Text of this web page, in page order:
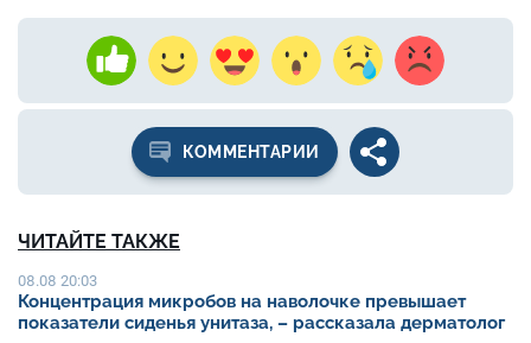
КОММЕНТАРИИ
ЧИТАЙТЕ ТАКЖЕ
08.08 20:03
Концентрация микробов на наволочке превышает
показатели сиденья унитаза, – рассказала дерматолог